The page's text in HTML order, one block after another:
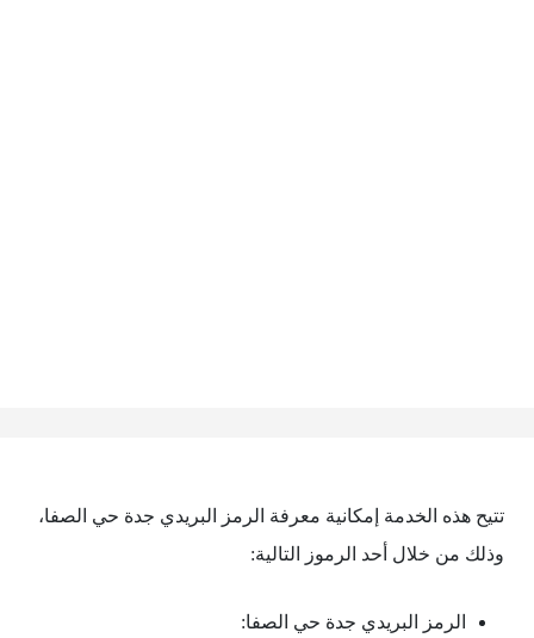
تتيح هذه الخدمة إمكانية معرفة الرمز البريدي جدة حي الصفا،
وذلك من خلال أحد الرموز التالية:
الرمز البريدي جدة حي الصفا: